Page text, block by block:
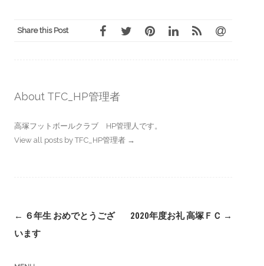
Share this Post
About TFC_HP管理者
高塚フットボールクラブ HP管理人です。
View all posts by TFC_HP管理者 →
Post
navigation
← ６年生 おめでとうござ
います
2020年度お礼 高塚ＦＣ →